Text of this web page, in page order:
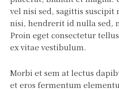
vel nisi sed, sagittis suscipit
nisi, hendrerit id nulla sed,
Proin eget consectetur
ex vitae vestibulum.
Morbi et sem at lectus
et eros fermentum